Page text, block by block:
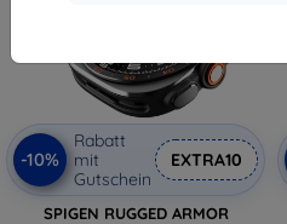
-10%
Rabatt
mit
Gutschein
EXTRA10
SPIGEN RUGGED ARMOR